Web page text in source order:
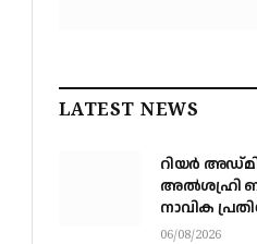
LATEST NEWS
റിയര്‍
അല്‍ശഹ്രി
നാവിക
കമാന്‍ഡര്‍
06/08/2026